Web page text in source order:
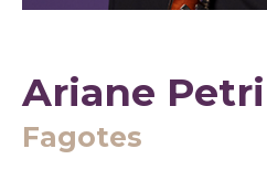
Ariane Petri
Fagotes